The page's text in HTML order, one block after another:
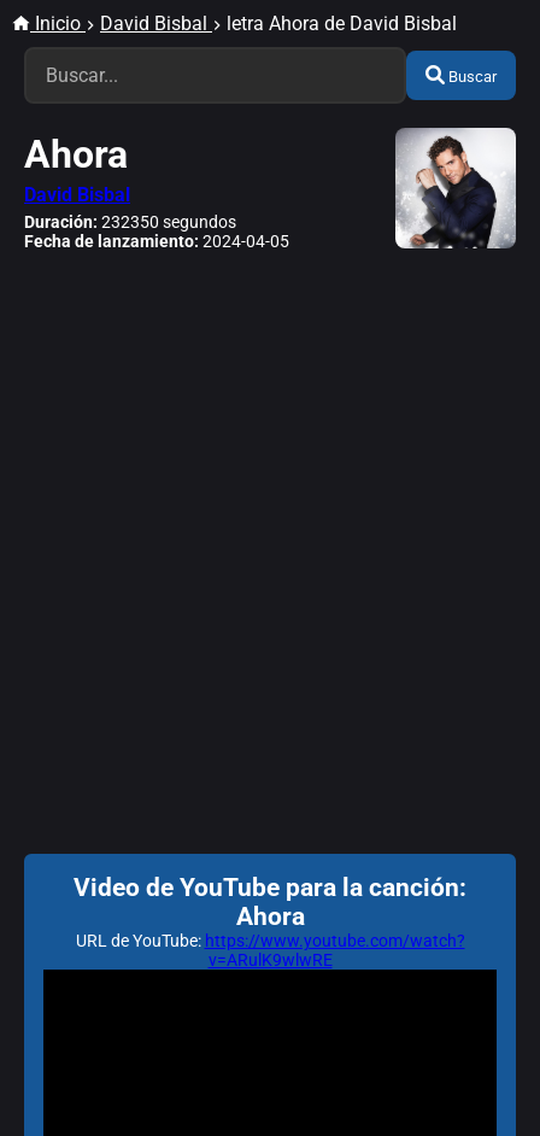
Inicio David Bisbal letra Ahora de David Bisbal
Buscar
Ahora
David Bisbal
Duración: 232350 segundos
Fecha de lanzamiento: 2024-04-05
Video de YouTube para la canción:
Ahora
URL de YouTube: https://www.youtube.com/watch?
v=ARulK9wlwRE